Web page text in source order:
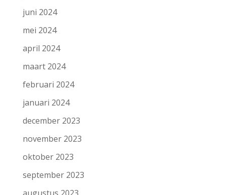
juni 2024
mei 2024
april 2024
maart 2024
februari 2024
januari 2024
december 2023
november 2023
oktober 2023
september 2023